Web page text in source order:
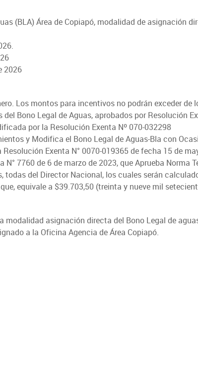
(BLA) Área de Copiapó, modalidad de asignación
2026
Los montos para incentivos no podrán exceder de
Bono Legal de Aguas, aprobados por Resolución
por la Resolución Exenta Nº 070-032298
y Modifica el Bono Legal de Aguas-Bla con
Exenta N° 0070-019365 de fecha 15 de
7760 de 6 de marzo de 2023, que Aprueba Norma
todas del Director Nacional, los cuales serán
equivale a $39.703,50 (treinta y nueve mil
modalidad asignación directa del Bono Legal de
a la Oficina Agencia de Área Copiapó.